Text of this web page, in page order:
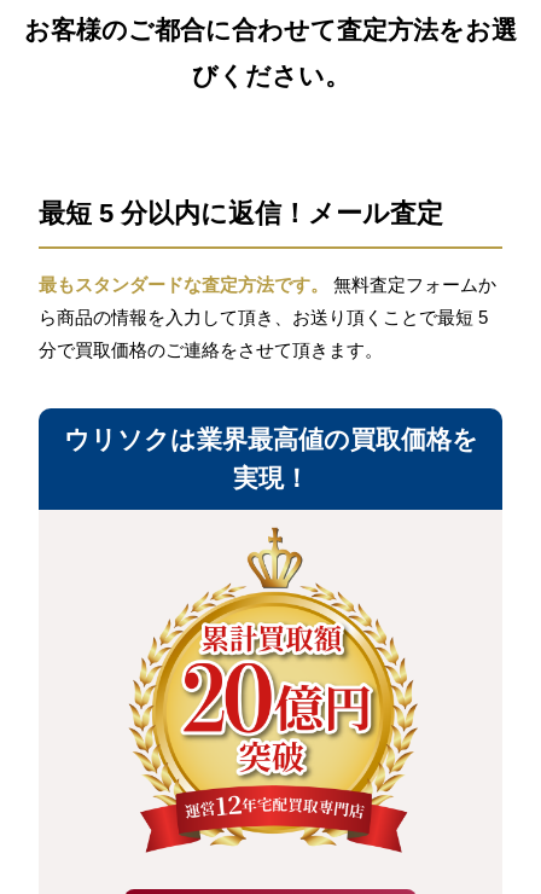
お客様のご都合に合わせて査定方法をお選
びください。
最短 5 分以内に返信！メール査定
最もスタンダードな査定方法です。
無料査定フォームか
ら商品の情報を入力して頂き、お送り頂くことで最短 5
分で買取価格のご連絡をさせて頂きます。
ウリソクは業界最高値の買取価格を
実現！